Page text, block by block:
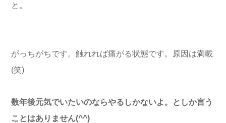
と。
がっちがちです。触れれば痛がる状態です。原因は満載
(笑)
数年後元気でいたいのならやるしかないよ。としか言う
ことはありません(^^)